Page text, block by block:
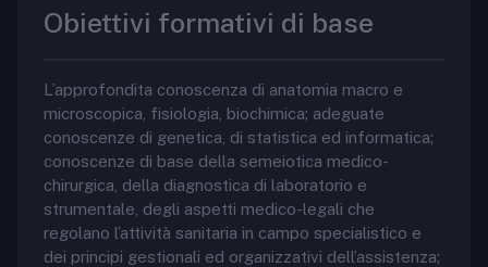
Obiettivi formativi di base
L’approfondita conoscenza di anatomia macro e
microscopica, fisiologia, biochimica; adeguate
conoscenze di genetica, di statistica ed informatica;
conoscenze di base della semeiotica medico-
chirurgica, della diagnostica di laboratorio e
strumentale, degli aspetti medico-legali che
regolano l’attività sanitaria in campo specialistico e
dei principi gestionali ed organizzativi dell’assistenza;